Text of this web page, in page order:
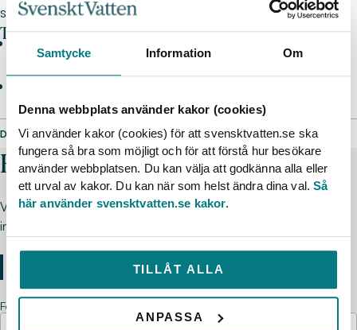
Samtycke Information Om
Denna webbplats använder kakor (cookies)
Vi använder kakor (cookies) för att svensktvatten.se ska
fungera så bra som möjligt och för att förstå hur besökare
använder webbplatsen. Du kan välja att godkänna alla eller
ett urval av kakor. Du kan när som helst ändra dina val.Så
här använder svensktvatten.se kakor.
TILLÅT ALLA
ANPASSA
svar.
Talare
Norconsult
vatten, Göteborgs Stad
DELA SIDAN
Har du frågor?
Välkommen att kontakta oss kring deltagaranmälan och
innehåll. Ring 08-506 002 00 eller skicka oss din fråga här.
Förnamn